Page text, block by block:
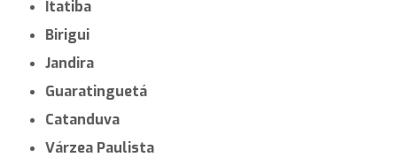
Itatiba
Birigui
Jandira
Guaratinguetá
Catanduva
Várzea Paulista